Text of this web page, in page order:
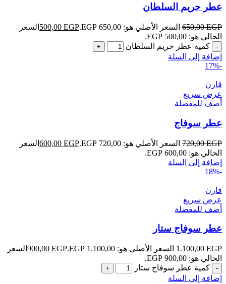
عطر حريم السلطان
650,00EGP السعر الأصلي هو: 650,00 EGP. 500,00 EGP
السعر
الحالي هو: 500,00 EGP.
كمية عطر حريم السلطان
إضافة إلى السلة
-17%
قارن
عرض سريع
أضف للمفضلة
عطر سوفاج
720,00EGP السعر الأصلي هو: 720,00 EGP. 600,00 EGP
السعر
الحالي هو: 600,00 EGP.
إضافة إلى السلة
-18%
قارن
عرض سريع
أضف للمفضلة
عطر سوفاج ستار
1.100,00EGP السعر الأصلي هو: 1.100,00 EGP. 900,00 EGP
السعر
الحالي هو: 900,00 EGP.
كمية عطر سوفاج ستار
إضافة إلى السلة